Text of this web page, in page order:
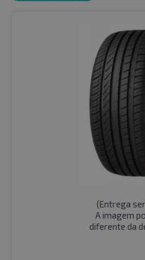
(Entrega
A imagem
diferente da